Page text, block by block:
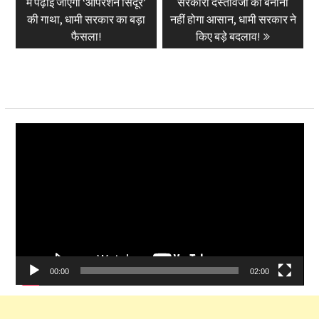
की गाथा, धामी सरकार का बड़ा
फैसला!
नहीं होगा आसान, धामी सरकार ने
किए बड़े बदलाव!
00:00 02:00